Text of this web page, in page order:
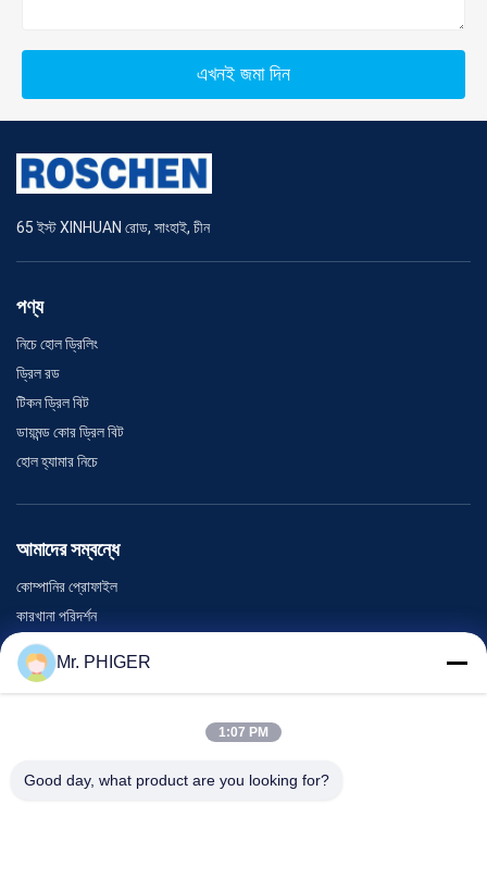
এখনই জমা দিন
65 ইস্ট XINHUAN রোড, সাংহাই, চীন
পণ্য
নিচে হোল ড্রিলিং
ড্রিল রড
টিকন ড্রিল বিট
ডায়মন্ড কোর ড্রিল বিট
হোল হ্যামার নিচে
আমাদের সম্বন্ধে
কোম্পানির প্রোফাইল
কারখানা পরিদর্শন
গুণমান নিয়ন্ত্রণ
সাইট ম্যাপ
ঘটনা
Mr. PHIGER
1:07 PM
Good day, what product are you looking for?